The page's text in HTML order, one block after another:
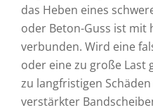
das Heben eines
oder Beton-Guss ist mit
verbunden. Wird eine
oder eine zu große Last
zu langfristigen
verstärkter